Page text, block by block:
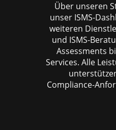
Über unseren
unser ISMS-
weiteren
und ISMS-
Assessments
Services. Alle
Compliance-